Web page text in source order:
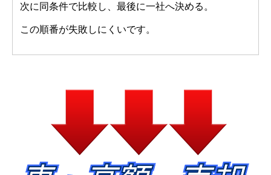
次に同条件で比較し、最後に一社へ決める。
この順番が失敗しにくいです。